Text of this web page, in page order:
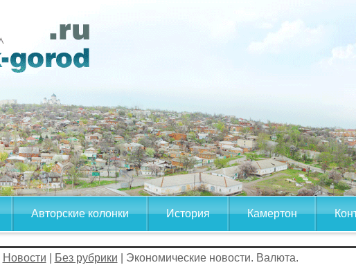
Авторские колонки История Камертон
Новости Без рубрики | Экономические новости. Валюта.